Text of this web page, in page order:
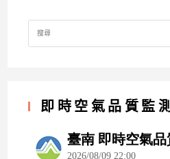
Search
for:
即時空氣品質監測